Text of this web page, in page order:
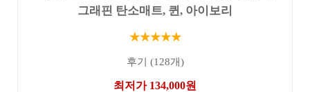
그래핀 탄소매트, 퀸, 아이보리
★★★★★
후기 (128개)
최저가 134,000원